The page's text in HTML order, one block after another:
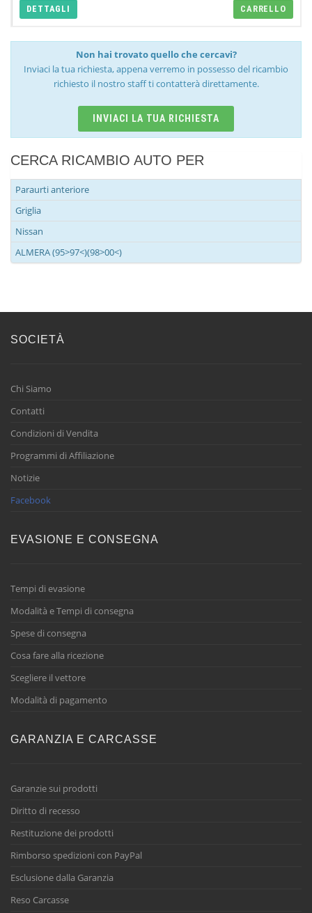
DETTAGLI CARRELLO
Non hai trovato quello che cercavi?
Inviaci la tua richiesta, appena verremo in possesso del ricambio
richiesto il nostro staff ti contatterà direttamente.
INVIACI LA TUA RICHIESTA
CERCA RICAMBIO AUTO PER
Paraurti anteriore
Griglia
Nissan
ALMERA (95>97<)(98>00<)
SOCIETÀ
Chi Siamo
Contatti
Condizioni di Vendita
Programmi di Affiliazione
Notizie
Facebook
EVASIONE E CONSEGNA
Tempi di evasione
Modalità e Tempi di consegna
Spese di consegna
Cosa fare alla ricezione
Scegliere il vettore
Modalità di pagamento
GARANZIA E CARCASSE
Garanzie sui prodotti
Diritto di recesso
Restituzione dei prodotti
Rimborso spedizioni con PayPal
Esclusione dalla Garanzia
Reso Carcasse